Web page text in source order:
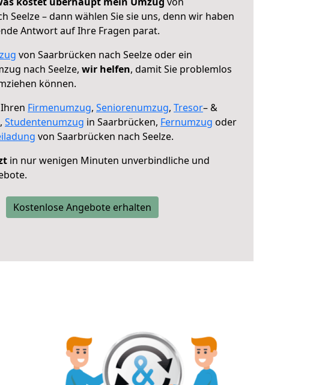
Seelze – dann wählen Sie sie uns, denn wir haben
Antwort auf Ihre Fragen parat.
von Saarbrücken nach Seelze oder ein
nach Seelze, wir helfen, damit Sie problemlos
können.
Firmenumzug, Seniorenumzug, Tresor– &
, Studentenumzug in Saarbrücken, Fernumzug oder
von Saarbrücken nach Seelze.
in nur wenigen Minuten unverbindliche und
Kostenlose Angebote erhalten